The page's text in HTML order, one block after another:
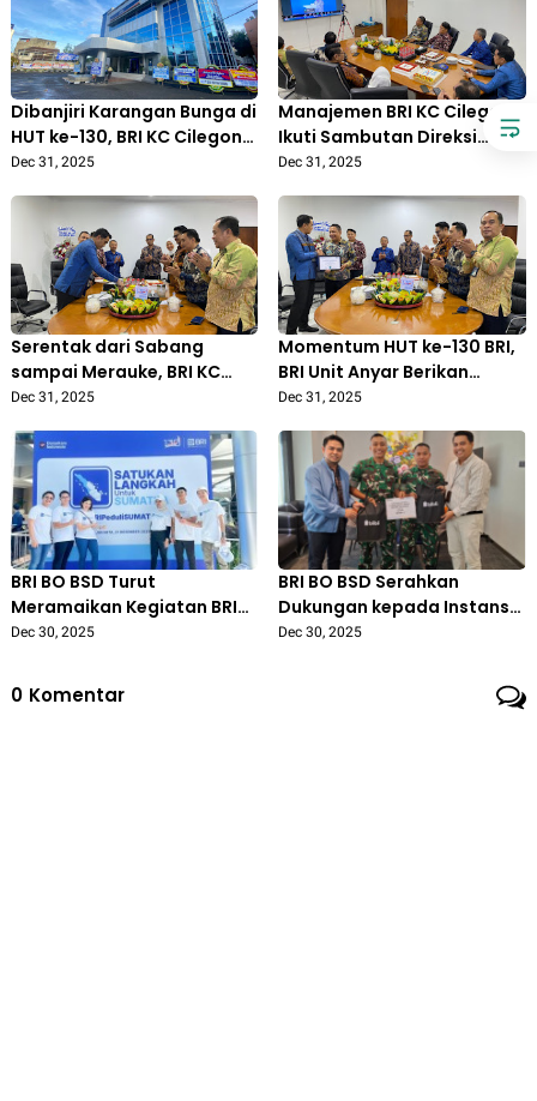
Dibanjiri Karangan Bunga di
HUT ke-130, BRI KC Cilegon
Terima Dukungan dan
serta Mitra
Dec 31, 2025
Manajemen BRI KC Cilegon
Ikuti Sambutan Direksi
Secara Daring, Perkuat
HUT ke-130 BRI
Dec 31, 2025
Serentak dari Sabang
sampai Merauke, BRI KC
Cilegon Gelar Prosesi
HUT ke-130 BRI
Dec 31, 2025
Momentum HUT ke-130 BRI,
BRI Unit Anyar Berikan
Penghargaan Masa Kerja
Dec 31, 2025
BRI BO BSD Turut
Meramaikan Kegiatan BRI
Peduli Sumatra Bertema
Sumatra”
Dec 30, 2025
BRI BO BSD Serahkan
Dukungan kepada Instansi
BRIGKAV 1
Dec 30, 2025
0 Komentar